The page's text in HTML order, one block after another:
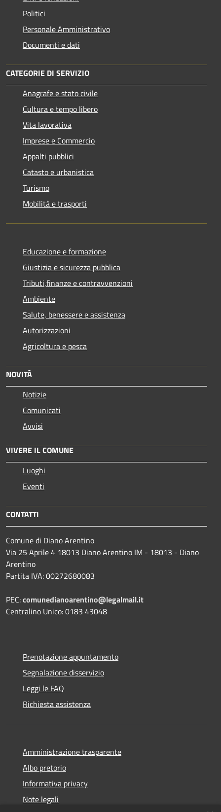
Politici
Personale Amministrativo
Documenti e dati
CATEGORIE DI SERVIZIO
Anagrafe e stato civile
Cultura e tempo libero
Vita lavorativa
Imprese e Commercio
Appalti pubblici
Catasto e urbanistica
Turismo
Mobilità e trasporti
Educazione e formazione
Giustizia e sicurezza pubblica
Tributi,finanze e contravvenzioni
Ambiente
Salute, benessere e assistenza
Autorizzazioni
Agricoltura e pesca
NOVITÀ
Notizie
Comunicati
Avvisi
VIVERE IL COMUNE
Luoghi
Eventi
CONTATTI
Comune di Diano Arentino
Via 25 Aprile 4 18013 Diano Arentino IM - 18013 - Diano
Arentino
Partita IVA: 00272680083
PEC:comunedianoarentino@legalmail.it
Centralino Unico: 0183 43048
Prenotazione appuntamento
Segnalazione disservizio
Leggi le FAQ
Richiesta assistenza
Amministrazione trasparente
Albo pretorio
Informativa privacy
Note legali